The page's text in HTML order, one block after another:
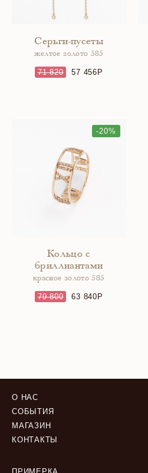
Серьги-пусеты
желтое золото 585
71 820 57 456
-20%
Кольцо с
бриллиантами
красное золото 585
79 800 63 840
О НАС
СОБЫТИЯ
МАГАЗИН
КОНТАКТЫ